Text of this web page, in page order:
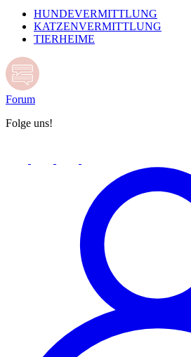
HUNDEVERMITTLUNG
KATZENVERMITTLUNG
TIERHEIME
Forum
Folge uns!